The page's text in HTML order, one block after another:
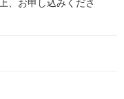
、お申し込みくださ